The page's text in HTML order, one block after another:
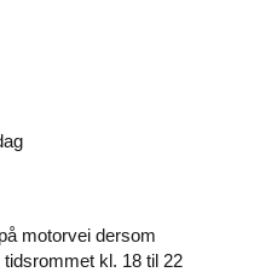
motorvei dersom
kl. 18 til 22